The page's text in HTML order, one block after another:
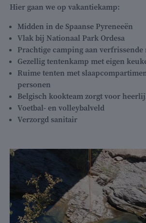
Hier gaan we op vakantiekamp:
Midden in de Spaanse Pyreneeën
Vlak bij Nationaal Park Ordesa
Prachtige camping aan
Gezellig tentenkamp met eigen
Ruime tenten met
personen
Belgisch kookteam zorgt voor
Voetbal- en volleybalveld
Verzorgd sanitair